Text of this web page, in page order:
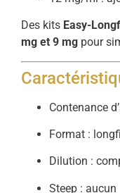
Des kits Easy-
mg et 9 mg pour
Contenance
Format :
Dilution :
Steep : aucun